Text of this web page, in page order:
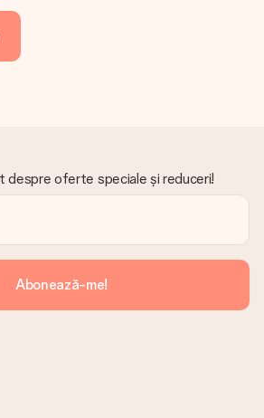
soluție adecvată.
cu comanda?
despre oferte speciale și reduceri!
Abonează-me!